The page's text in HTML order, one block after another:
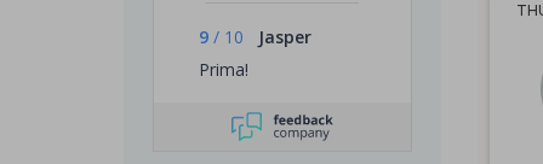
9 / 10
Jasper
Prima!